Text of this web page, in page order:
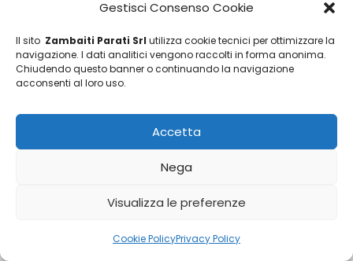
Gestisci Consenso Cookie
Il sito Zambaiti Parati Srl utilizza cookie tecnici per ottimizzare la
navigazione. I dati analitici vengono raccolti in forma anonima.
Chiudendo questo banner o continuando la navigazione
acconsenti al loro uso.
Accetta
Nega
Visualizza le preferenze
Cookie PolicyPrivacy Policy
Z66829